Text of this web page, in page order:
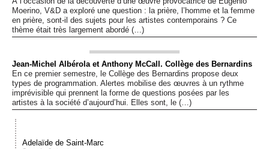
Sacré
Cousinages
Moerino, V&D a exploré une question : la prière, l’homme et la femme
en prière, sont-il des sujets pour les artistes contemporains ? Ce
thème était très largement abordé (…)
Jean-Michel Albérola et Anthony McCall. Collège des Bernardins
En ce premier semestre, le Collège des Bernardins propose deux
types de programmation. Alertes mobilise des œuvres à un rythme
imprévisible qui prennent la forme de questions posées par les
artistes à la société d’aujourd’hui. Elles sont, le (…)
Adelaïde de Saint-Marc